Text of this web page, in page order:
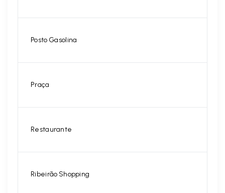
Posto Gasolina
Praça
Restaurante
Ribeirão Shopping